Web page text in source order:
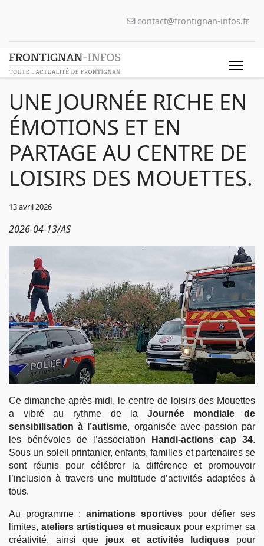
contact@frontignan-infos.fr
UNE JOURNÉE RICHE EN
ÉMOTIONS ET EN
PARTAGE AU CENTRE DE
LOISIRS DES MOUETTES.
13 avril 2026
2026-04-13/AS
Ce dimanche après-midi, le centre de loisirs des Mouettes
a vibré au rythme de la Journée mondiale de
sensibilisation à l’autisme, organisée avec passion par
les bénévoles de l’association
Handi-actions cap 34.
Sous un soleil printanier, enfants, familles et partenaires se
sont réunis pour célébrer la différence et promouvoir
l’inclusion à travers une multitude d’activités adaptées à
tous.
Au programme :animations sportivespour défier ses
limites, ateliers artistiques et musicaux pour exprimer sa
créativité, ainsi que jeux et activités ludiques pour